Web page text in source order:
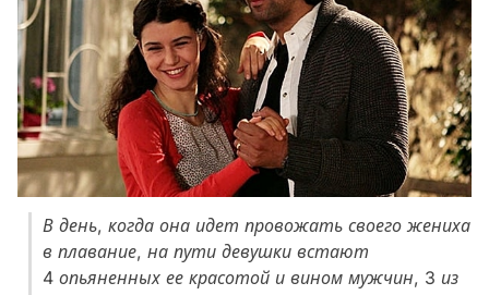
В день, когда она идет провожать своего жениха
в плавание, на пути девушки встают
4 опьяненных ее красотой и вином мужчин, 3 из